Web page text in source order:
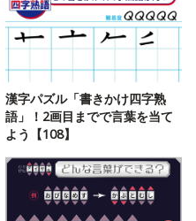
漢字パズル「書きかけ四字熟
語」！2画目までで言葉を当て
よう【108】